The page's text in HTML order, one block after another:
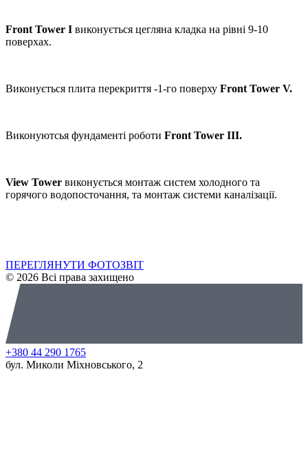
Front Tower І виконується цегляна кладка на рівні 9-10
поверхах.
Виконується плита перекриття -1-го поверху Front Tower V.
Виконуютсья фундаменті роботи Front Tower III.
View Tower виконується монтаж систем холодного та
горячого водопосточання, та монтаж системи каналізації.
ПЕРЕГЛЯНУТИ ФОТОЗВІТ
© 2026 Всі права захищено
+380 44 290 1765
бул. Миколи Міхновського, 2